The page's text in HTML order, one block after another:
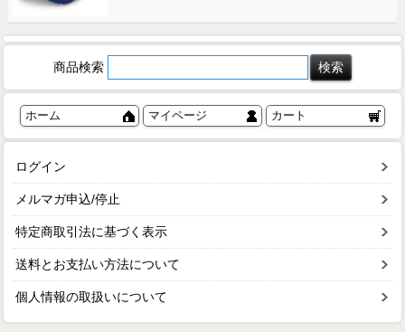
商品検索
ホーム マイページ カート
ログイン
メルマガ申込/停止
特定商取引法に基づく表示
送料とお支払い方法について
個人情報の取扱いについて